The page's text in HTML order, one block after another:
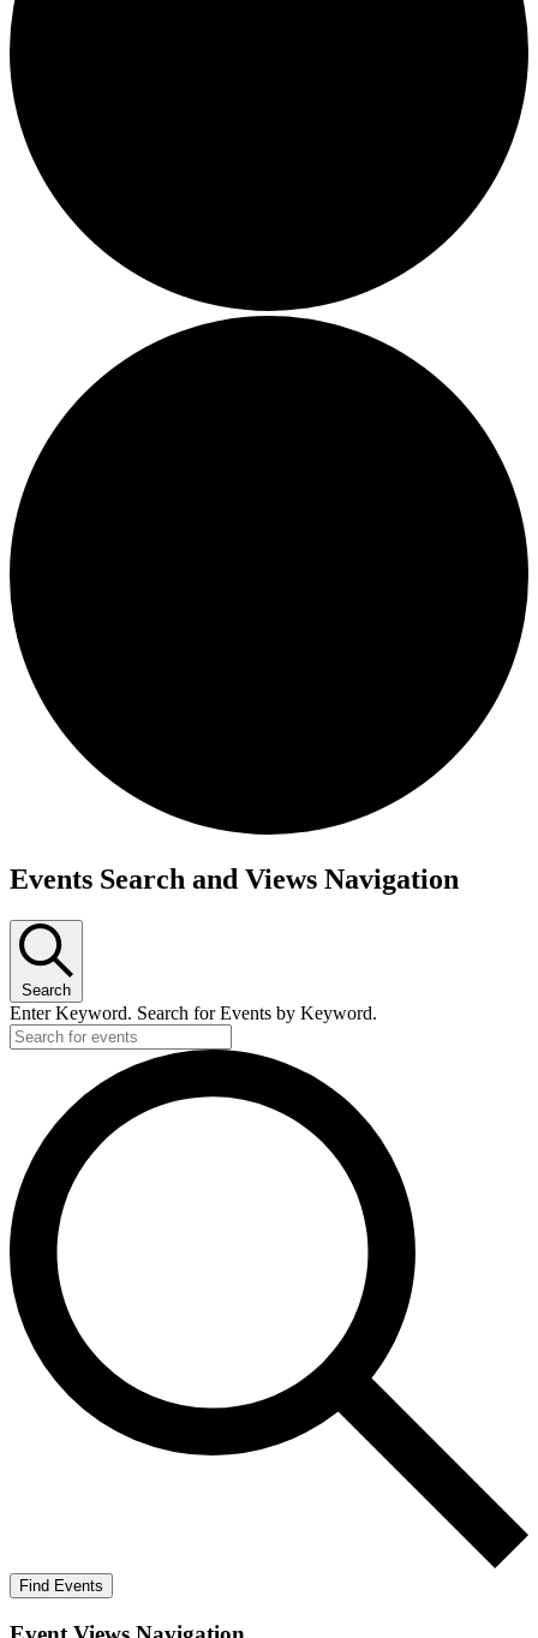
Events Search and Views Navigation
Search
Enter Keyword. Search for Events by Keyword.
Find Events